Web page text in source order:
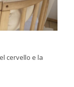
cervello e la